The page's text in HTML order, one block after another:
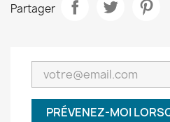
Partager
PRÉVENEZ-MOI